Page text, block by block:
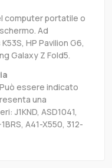
computer portatile o
Ad
HP Pavilion G6,
Galaxy Z Fold5.
essere indicato
una
J1KND, ASD1041,
A41-X550, 312-